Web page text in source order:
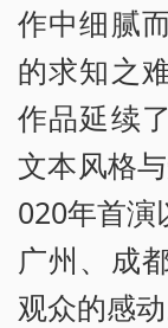
作中细腻
的求知之
作品延续
文本风格
020年首演
广州、成
观众的感动